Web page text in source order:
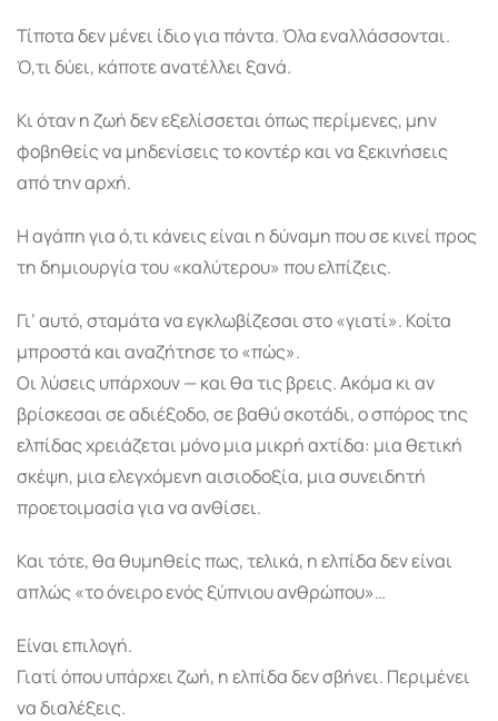
Τίποτα δεν μένει ίδιο για πάντα. Όλα εναλλάσσονται.
Ό,τι δύει, κάποτε ανατέλλει ξανά.
Κι όταν η ζωή δεν εξελίσσεται όπως περίμενες, μην
φοβηθείς να μηδενίσεις το κοντέρ και να ξεκινήσεις
από την αρχή.
Η αγάπη για ό,τι κάνεις είναι η δύναμη που σε κινεί προς
τη δημιουργία του «καλύτερου» που ελπίζεις.
Γι’ αυτό, σταμάτα να εγκλωβίζεσαι στο «γιατί». Κοίτα
μπροστά και αναζήτησε το «πώς».
Οι λύσεις υπάρχουν — και θα τις βρεις. Ακόμα κι αν
βρίσκεσαι σε αδιέξοδο, σε βαθύ σκοτάδι, ο σπόρος της
ελπίδας χρειάζεται μόνο μια μικρή αχτίδα: μια θετική
σκέψη, μια ελεγχόμενη αισιοδοξία, μια συνειδητή
προετοιμασία για να ανθίσει.
Και τότε, θα θυμηθείς πως, τελικά, η ελπίδα δεν είναι
απλώς «το όνειρο ενός ξύπνιου ανθρώπου»…
Είναι επιλογή.
Γιατί όπου υπάρχει ζωή, η ελπίδα δεν σβήνει. Περιμένει
να διαλέξεις.